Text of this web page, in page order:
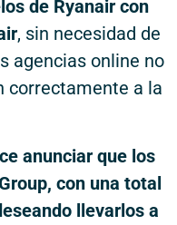
de Ryanair con
, sin necesidad de
agencias online no
correctamente a la
anunciar que los
con una total
llevarlos a